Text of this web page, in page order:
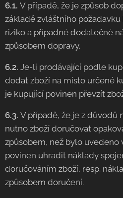
6.1. V případě, že je způsob
základě zvláštního
riziko a případné dodatečné
způsobem dopravy.
6.2. Je-li prodávající podle
dodat zboží na místo určené
je kupující povinen převzít
6.3. V případě, že je z důvodů
nutno zboží doručovat
způsobem, než bylo uvedeno
povinen uhradit náklady
doručováním zboží, resp.
způsobem doručení.